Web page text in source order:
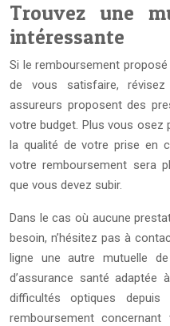
Trouvez une
intéressante
Si le remboursement
de vous satisfaire,
assureurs proposent des
votre budget. Plus vous osez
la qualité de votre prise en
votre remboursement sera
que vous devez subir.
Dans le cas où aucune
besoin, n’hésitez pas à
ligne une autre mutuelle
d’assurance santé
difficultés optiques
remboursement